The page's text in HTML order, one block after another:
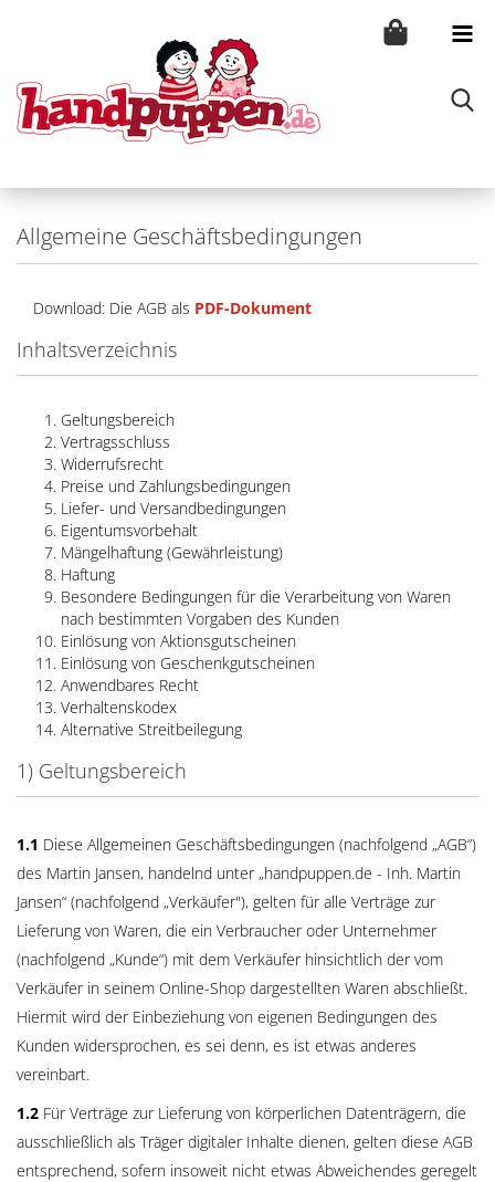
Allgemeine Geschäftsbedingungen
Download: Die AGB als PDF-Dokument
Inhaltsverzeichnis
Geltungsbereich
Vertragsschluss
Widerrufsrecht
Preise und Zahlungsbedingungen
Liefer- und Versandbedingungen
Eigentumsvorbehalt
Mängelhaftung (Gewährleistung)
Haftung
Besondere Bedingungen für die Verarbeitung von Waren
nach bestimmten Vorgaben des Kunden
Einlösung von Aktionsgutscheinen
Einlösung von Geschenkgutscheinen
Anwendbares Recht
Verhaltenskodex
Alternative Streitbeilegung
1) Geltungsbereich
1.1 Diese Allgemeinen Geschäftsbedingungen (nachfolgend „AGB“)
des Martin Jansen, handelnd unter „handpuppen.de - Inh. Martin
Jansen“ (nachfolgend „Verkäufer"), gelten für alle Verträge zur
Lieferung von Waren, die ein Verbraucher oder Unternehmer
(nachfolgend „Kunde“) mit dem Verkäufer hinsichtlich der vom
Verkäufer in seinem Online-Shop dargestellten Waren abschließt.
Hiermit wird der Einbeziehung von eigenen Bedingungen des
Kunden widersprochen, es sei denn, es ist etwas anderes
vereinbart.
1.2 Für Verträge zur Lieferung von körperlichen Datenträgern, die
ausschließlich als Träger digitaler Inhalte dienen, gelten diese AGB
entsprechend, sofern insoweit nicht etwas Abweichendes geregelt